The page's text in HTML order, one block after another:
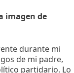
imagen de
durante mi
de mi padre,
partidario. Lo